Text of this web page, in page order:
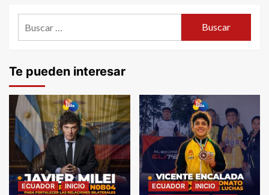
Te pueden interesar
ECUADOR
INICIO
ECUADOR
INICIO